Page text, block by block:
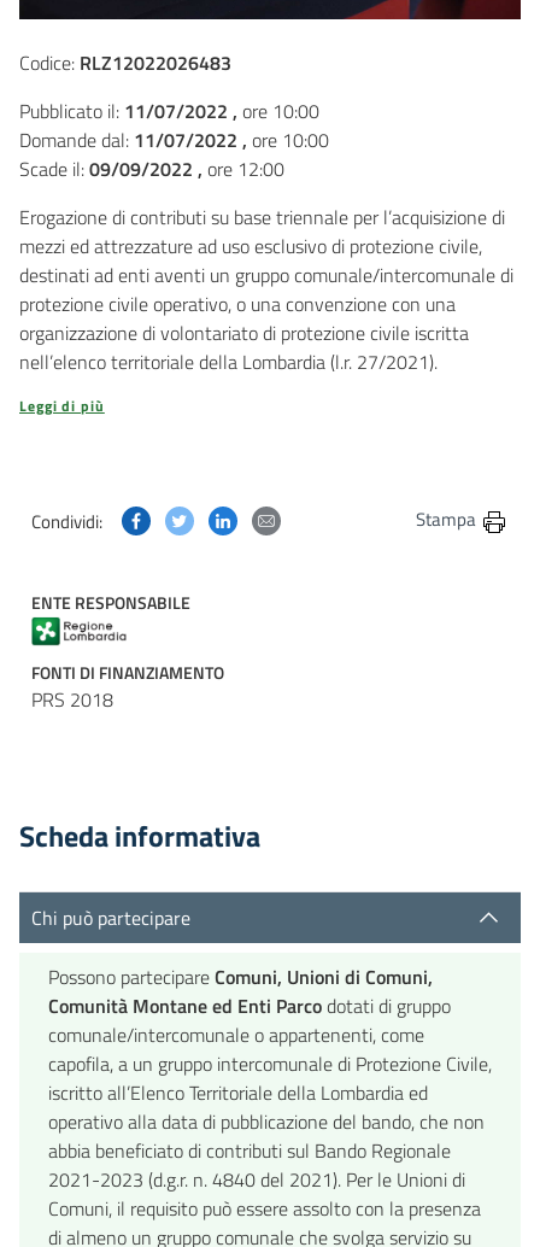
Codice: RLZ12022026483
Pubblicato il: 11/07/2022 , ore 10:00
Domande dal: 11/07/2022 , ore 10:00
Scade il:09/09/2022 , ore 12:00
Erogazione di contributi su base triennale per l’acquisizione di
mezzi ed attrezzature ad uso esclusivo di protezione civile,
destinati ad enti aventi un gruppo comunale/intercomunale di
protezione civile operativo, o una convenzione con una
organizzazione di volontariato di protezione civile iscritta
nell’elenco territoriale della Lombardia (l.r. 27/2021).
Leggi di più
Condividi: Condividi questa pagina su Facebook
Condividi questa pagina su Twitter
Condividi questa pagina su Linkedin
Condividi questa pagina via
Stampa
ENTE RESPONSABILE
FONTI DI FINANZIAMENTO
PRS 2018
Scheda informativa
Chi può partecipare
Possono partecipareComuni, Unioni di Comuni,
Comunità Montane ed Enti Parcodotati di gruppo
comunale/intercomunale o appartenenti, come
capofila, a un gruppo intercomunale di Protezione Civile,
iscritto all’Elenco Territoriale della Lombardia ed
operativo alla data di pubblicazione del bando, che non
abbia beneficiato di contributi sul Bando Regionale
2021-2023 (d.g.r. n. 4840 del 2021). Per le Unioni di
Comuni, il requisito può essere assolto con la presenza
di almeno un gruppo comunale che svolga servizio su